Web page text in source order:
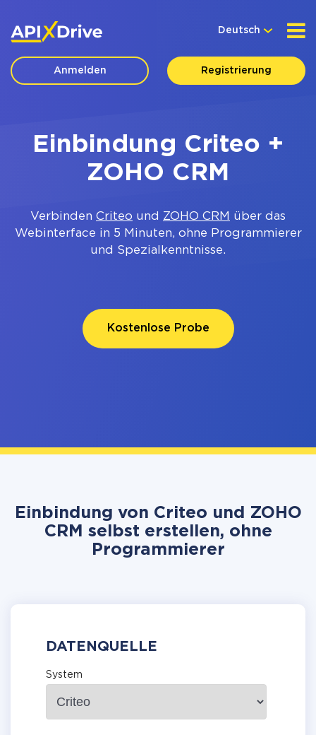
Deutsch
Anmelden Registrierung
Einbindung Criteo +
ZOHO CRM
Verbinden Criteo und ZOHO CRM über das
Webinterface in 5 Minuten, ohne Programmierer
und Spezialkenntnisse.
Kostenlose Probe
Einbindung von Criteo und ZOHO
CRM selbst erstellen, ohne
Programmierer
DATENQUELLE
System